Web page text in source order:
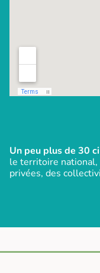
Un peu plus de 30
le territoire national,
privées, des